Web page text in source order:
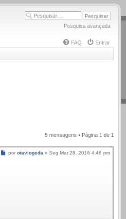
Pesquisa avançada
FAQ
Entrar
5 mensagens • Página 1 de 1
Mensagem
por otaviogeda » Seg Mar 28, 2016 4:46 pm